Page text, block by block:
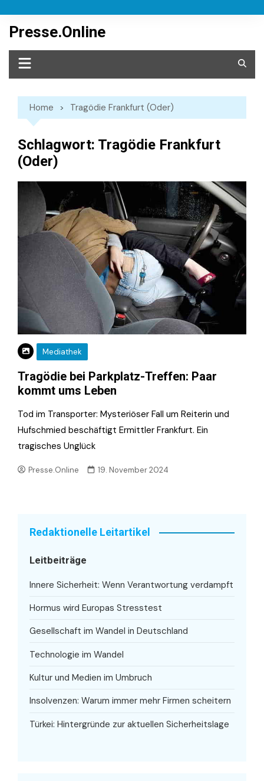
content
Presse.Online
Home Tragödie Frankfurt (Oder)
Schlagwort: Tragödie Frankfurt
(Oder)
Mediathek
Tragödie bei Parkplatz-Treffen: Paar
kommt ums Leben
Tod im Transporter: Mysteriöser Fall um Reiterin und
Hufschmied beschäftigt Ermittler Frankfurt. Ein
tragisches Unglück
Presse.Online 19. November 2024
Redaktionelle Leitartikel
Leitbeiträge
Innere Sicherheit: Wenn Verantwortung verdampft
Hormus wird Europas Stresstest
Gesellschaft im Wandel in Deutschland
Technologie im Wandel
Kultur und Medien im Umbruch
Insolvenzen: Warum immer mehr Firmen scheitern
Türkei: Hintergründe zur aktuellen Sicherheitslage